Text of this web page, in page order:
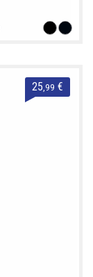
25 ,99 €